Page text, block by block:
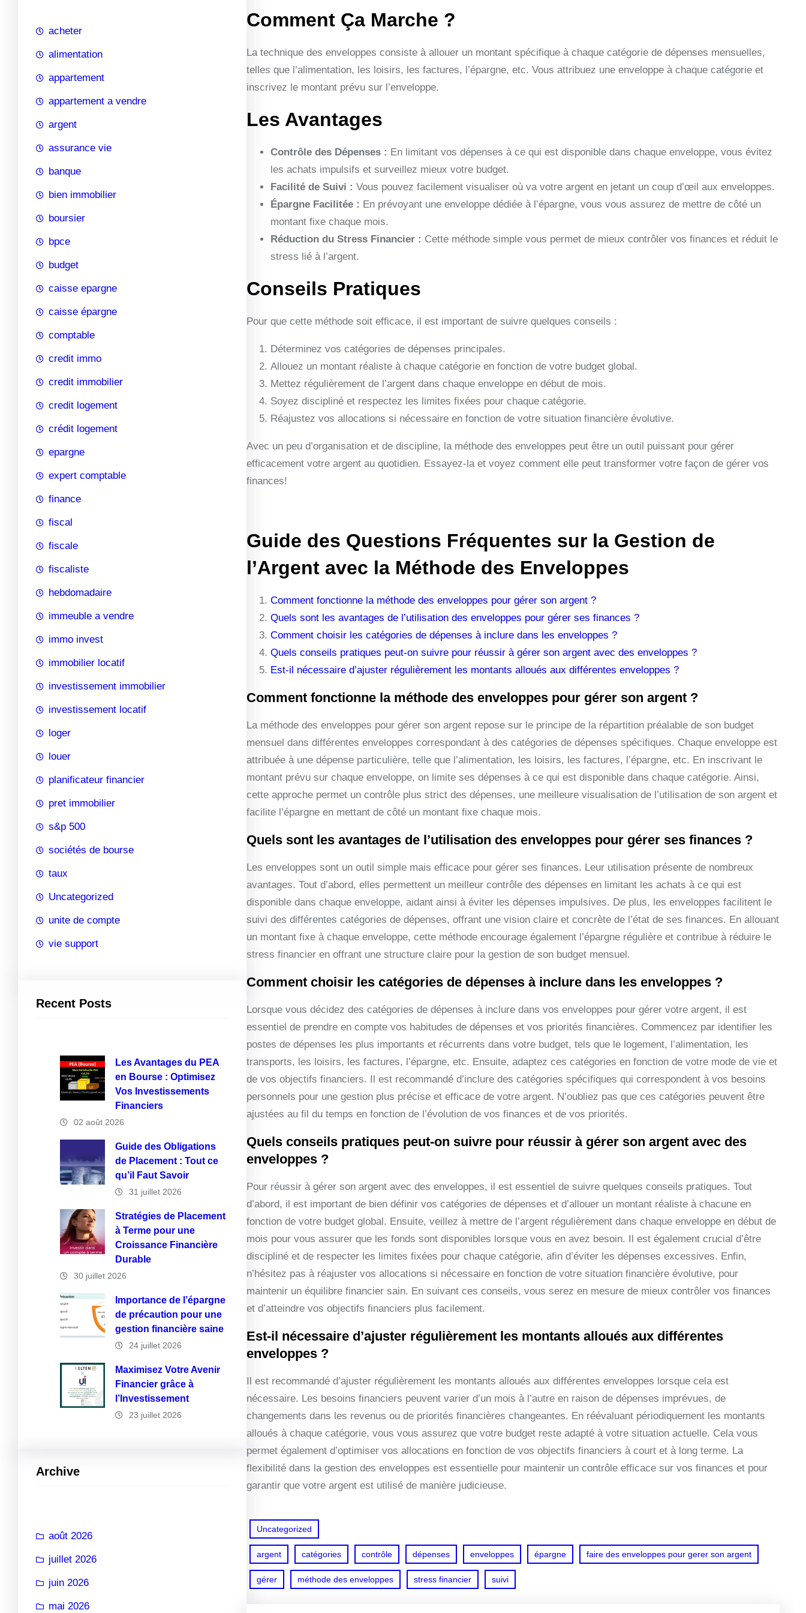
h
acheter
alimentation
appartement
appartement a vendre
argent
assurance vie
banque
bien immobilier
boursier
bpce
budget
caisse epargne
caisse épargne
comptable
credit immo
credit immobilier
credit logement
crédit logement
epargne
expert comptable
finance
fiscal
fiscale
fiscaliste
hebdomadaire
immeuble a vendre
immo invest
immobilier locatif
investissement immobilier
investissement locatif
loger
louer
planificateur financier
pret immobilier
s&p 500
sociétés de bourse
taux
Uncategorized
unite de compte
vie support
Recent Posts
Les Avantages du PEA
en Bourse : Optimisez
Vos Investissements
Financiers
02 août 2026
Guide des Obligations
de Placement : Tout ce
qu’il Faut Savoir
31 juillet 2026
Stratégies de Placement
à Terme pour une
Croissance Financière
Durable
30 juillet 2026
Importance de l’épargne
de précaution pour une
gestion financière saine
24 juillet 2026
Maximisez Votre Avenir
Financier grâce à
l’Investissement
23 juillet 2026
Archive
août 2026
juillet 2026
juin 2026
mai 2026
Comment Ça Marche ?
La technique des enveloppes consiste à allouer un montant spécifique à chaque catégorie de dépenses mensuelles,
telles que l’alimentation, les loisirs, les factures, l’épargne, etc. Vous attribuez une enveloppe à chaque catégorie et
inscrivez le montant prévu sur l’enveloppe.
Les Avantages
Contrôle des Dépenses : En limitant vos dépenses à ce qui est disponible dans chaque enveloppe, vous évitez
les achats impulsifs et surveillez mieux votre budget.
Facilité de Suivi : Vous pouvez facilement visualiser où va votre argent en jetant un coup d’œil aux enveloppes.
Épargne Facilitée : En prévoyant une enveloppe dédiée à l’épargne, vous vous assurez de mettre de côté un
montant fixe chaque mois.
Réduction du Stress Financier : Cette méthode simple vous permet de mieux contrôler vos finances et réduit le
stress lié à l’argent.
Conseils Pratiques
Pour que cette méthode soit efficace, il est important de suivre quelques conseils :
Déterminez vos catégories de dépenses principales.
Allouez un montant réaliste à chaque catégorie en fonction de votre budget global.
Mettez régulièrement de l’argent dans chaque enveloppe en début de mois.
Soyez discipliné et respectez les limites fixées pour chaque catégorie.
Réajustez vos allocations si nécessaire en fonction de votre situation financière évolutive.
Avec un peu d’organisation et de discipline, la méthode des enveloppes peut être un outil puissant pour gérer
efficacement votre argent au quotidien. Essayez-la et voyez comment elle peut transformer votre façon de gérer vos
finances!
Guide des Questions Fréquentes sur la Gestion de
l’Argent avec la Méthode des Enveloppes
Comment fonctionne la méthode des enveloppes pour gérer son argent ?
Quels sont les avantages de l’utilisation des enveloppes pour gérer ses finances ?
Comment choisir les catégories de dépenses à inclure dans les enveloppes ?
Quels conseils pratiques peut-on suivre pour réussir à gérer son argent avec des enveloppes ?
Est-il nécessaire d’ajuster régulièrement les montants alloués aux différentes enveloppes ?
Comment fonctionne la méthode des enveloppes pour gérer son argent ?
La méthode des enveloppes pour gérer son argent repose sur le principe de la répartition préalable de son budget
mensuel dans différentes enveloppes correspondant à des catégories de dépenses spécifiques. Chaque enveloppe est
attribuée à une dépense particulière, telle que l’alimentation, les loisirs, les factures, l’épargne, etc. En inscrivant le
montant prévu sur chaque enveloppe, on limite ses dépenses à ce qui est disponible dans chaque catégorie. Ainsi,
cette approche permet un contrôle plus strict des dépenses, une meilleure visualisation de l’utilisation de son argent et
facilite l’épargne en mettant de côté un montant fixe chaque mois.
Quels sont les avantages de l’utilisation des enveloppes pour gérer ses finances ?
Les enveloppes sont un outil simple mais efficace pour gérer ses finances. Leur utilisation présente de nombreux
avantages. Tout d’abord, elles permettent un meilleur contrôle des dépenses en limitant les achats à ce qui est
disponible dans chaque enveloppe, aidant ainsi à éviter les dépenses impulsives. De plus, les enveloppes facilitent le
suivi des différentes catégories de dépenses, offrant une vision claire et concrète de l’état de ses finances. En allouant
un montant fixe à chaque enveloppe, cette méthode encourage également l’épargne régulière et contribue à réduire le
stress financier en offrant une structure claire pour la gestion de son budget mensuel.
Comment choisir les catégories de dépenses à inclure dans les enveloppes ?
Lorsque vous décidez des catégories de dépenses à inclure dans vos enveloppes pour gérer votre argent, il est
essentiel de prendre en compte vos habitudes de dépenses et vos priorités financières. Commencez par identifier les
postes de dépenses les plus importants et récurrents dans votre budget, tels que le logement, l’alimentation, les
transports, les loisirs, les factures, l’épargne, etc. Ensuite, adaptez ces catégories en fonction de votre mode de vie et
de vos objectifs financiers. Il est recommandé d’inclure des catégories spécifiques qui correspondent à vos besoins
personnels pour une gestion plus précise et efficace de votre argent. N’oubliez pas que ces catégories peuvent être
ajustées au fil du temps en fonction de l’évolution de vos finances et de vos priorités.
Quels conseils pratiques peut-on suivre pour réussir à gérer son argent avec des
enveloppes ?
Pour réussir à gérer son argent avec des enveloppes, il est essentiel de suivre quelques conseils pratiques. Tout
d’abord, il est important de bien définir vos catégories de dépenses et d’allouer un montant réaliste à chacune en
fonction de votre budget global. Ensuite, veillez à mettre de l’argent régulièrement dans chaque enveloppe en début de
mois pour vous assurer que les fonds sont disponibles lorsque vous en avez besoin. Il est également crucial d’être
discipliné et de respecter les limites fixées pour chaque catégorie, afin d’éviter les dépenses excessives. Enfin,
n’hésitez pas à réajuster vos allocations si nécessaire en fonction de votre situation financière évolutive, pour
maintenir un équilibre financier sain. En suivant ces conseils, vous serez en mesure de mieux contrôler vos finances
et d’atteindre vos objectifs financiers plus facilement.
Est-il nécessaire d’ajuster régulièrement les montants alloués aux différentes
enveloppes ?
Il est recommandé d’ajuster régulièrement les montants alloués aux différentes enveloppes lorsque cela est
nécessaire. Les besoins financiers peuvent varier d’un mois à l’autre en raison de dépenses imprévues, de
changements dans les revenus ou de priorités financières changeantes. En réévaluant périodiquement les montants
alloués à chaque catégorie, vous vous assurez que votre budget reste adapté à votre situation actuelle. Cela vous
permet également d’optimiser vos allocations en fonction de vos objectifs financiers à court et à long terme. La
flexibilité dans la gestion des enveloppes est essentielle pour maintenir un contrôle efficace sur vos finances et pour
garantir que votre argent est utilisé de manière judicieuse.
Uncategorized
argent catégories contrôle dépenses enveloppes épargne faire des enveloppes pour gerer son argent
gérer méthode des enveloppes stress financier suivi